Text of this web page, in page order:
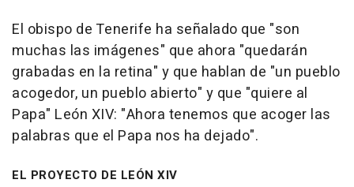
El obispo de Tenerife ha señalado que "son
muchas las imágenes" que ahora "quedarán
grabadas en la retina" y que hablan de "un pueblo
acogedor, un pueblo abierto" y que "quiere al
Papa" León XIV: "Ahora tenemos que acoger las
palabras que el Papa nos ha dejado".
EL PROYECTO DE LEÓN XIV